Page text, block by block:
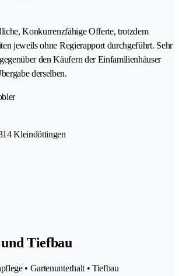
Konkurrenzfähige Offerte, trotzdem
jeweils ohne Regierapport durchgeführt. Sehr
den Käufern der Einfamilienhäuser
derselben.
Kleindöttingen
Tiefbau
• Gartenunterhalt • Tiefbau